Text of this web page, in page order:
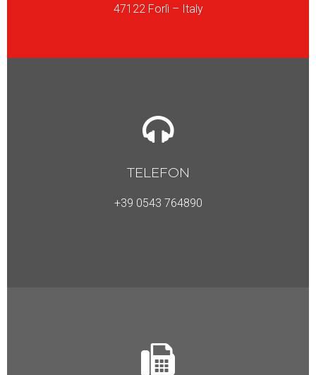
47122 Forlì – Italy
TELEFON
+39 0543 764890